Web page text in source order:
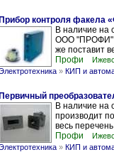
Прибор контроля факела
В наличие на
ООО "ПРОФИ"
же поставит
Профи
» КИП и
Первичный
В наличие
производит
весь
Профи
» КИП и